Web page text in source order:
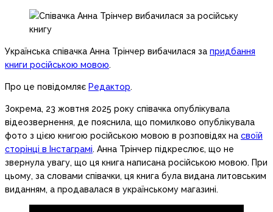
Українська співачка Анна Трінчер вибачилася за придбання
книги російською мовою.
Про це повідомляє Редактор.
Зокрема, 23 жовтня 2025 року співачка опублікувала
відеозвернення, де пояснила, що помилково опублікувала
фото з цією книгою російською мовою в розповідях на своїй
сторінці в Інстаграмі. Анна Трінчер підкреслює, що не
звернула увагу, що ця книга написана російською мовою. При
цьому, за словами співачки, ця книга була видана литовським
виданням, а продавалася в українському магазині.